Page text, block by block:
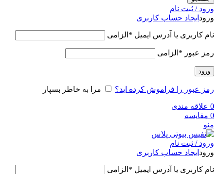
ورود / ثبت نام
ورود ایجاد حساب کاربری
نام کاربری یا آدرس ایمیل * الزامی
رمز عبور * الزامی
ورود
رمز عبور را فراموش کرده اید؟ مرا به خاطر بسپار
0 علاقه مندی
0 مقایسه
منو
ورود / ثبت نام
ورود ایجاد حساب کاربری
نام کاربری یا آدرس ایمیل * الزامی